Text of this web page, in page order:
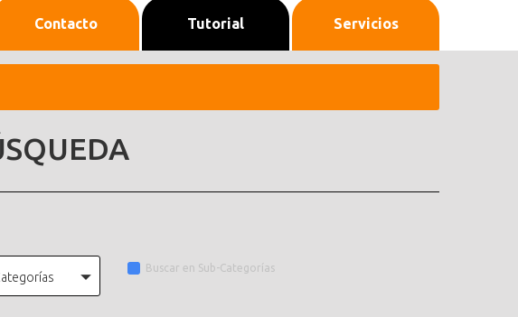
Contacto Tutorial Servicios
Buscar en Sub-Categorías